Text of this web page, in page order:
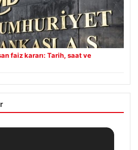
faiz kararı: Tarih, saat ve